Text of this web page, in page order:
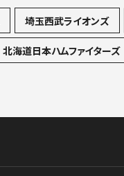
埼玉西武ライオンズ
北海道日本ハムファイターズ